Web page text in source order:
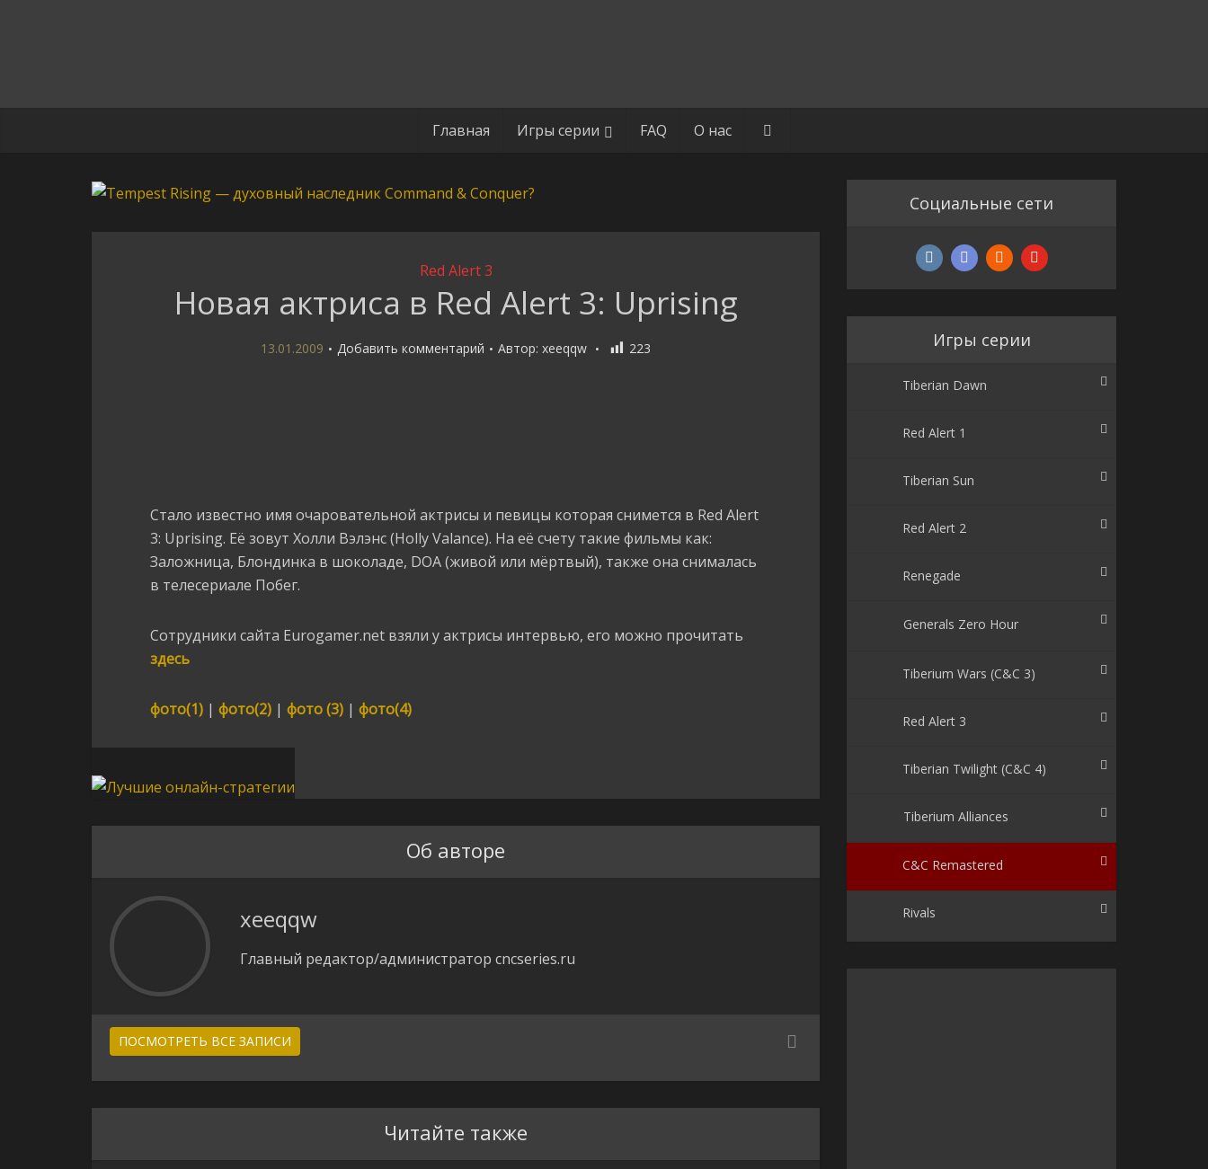
Главная Игры серии FAQ О нас
Red Alert 3
Новая актриса в Red Alert 3: Uprising
13.01.2009 Добавить комментарий Автор: xeeqqw 223
Стало известно имя очаровательной актрисы и певицы которая снимется в Red Alert
3: Uprising. Её зовут Холли Вэлэнс (Holly Valance). На её счету такие фильмы как:
Заложница, Блондинка в шоколаде, DOA (живой или мёртвый), также она снималась
в телесериале Побег.
Сотрудники сайта Eurogamer.net взяли у актрисы интервью, его можно прочитать
здесь
фото(1) | фото(2) | фото (3) | фото(4)
Об авторе
xeeqqw
Главный редактор/администратор cncseries.ru
ПОСМОТРЕТЬ ВСЕ ЗАПИСИ
Читайте также
Социальные сети
Игры серии
Tiberian Dawn
Red Alert 1
Tiberian Sun
Red Alert 2
Renegade
Generals Zero Hour
Tiberium Wars (C&C 3)
Red Alert 3
Tiberian Twilight (C&C 4)
Tiberium Alliances
C&C Remastered
Rivals